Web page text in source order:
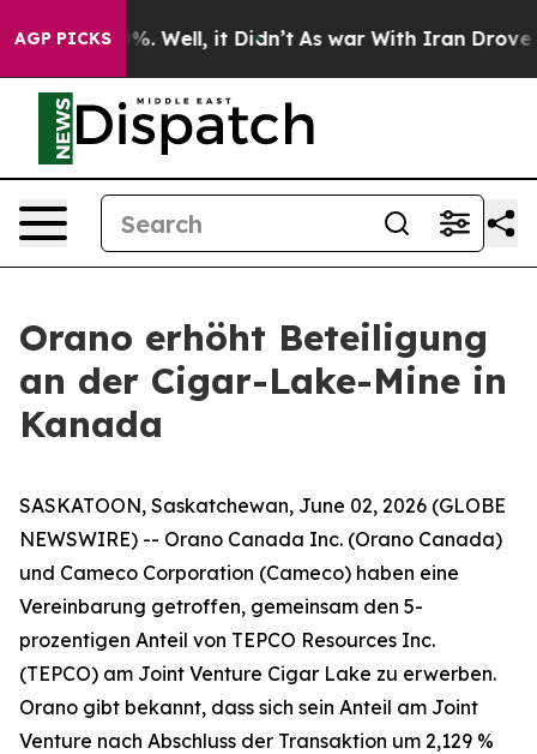
AGP PICKS
40%. Well, it Didn’t As war With Iran Drove oil
Orano erhöht Beteiligung
an der Cigar-Lake-Mine in
Kanada
SASKATOON, Saskatchewan, June 02, 2026 (GLOBE
NEWSWIRE) -- Orano Canada Inc. (Orano Canada)
und Cameco Corporation (Cameco) haben eine
Vereinbarung getroffen, gemeinsam den 5-
prozentigen Anteil von TEPCO Resources Inc.
(TEPCO) am Joint Venture Cigar Lake zu erwerben.
Orano gibt bekannt, dass sich sein Anteil am Joint
Venture nach Abschluss der Transaktion um 2,129 %